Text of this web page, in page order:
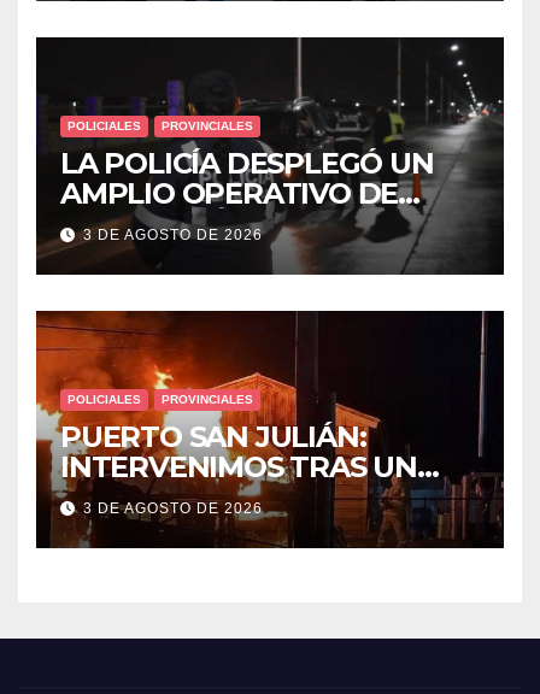
POLICIALES PROVINCIALES
LA POLICÍA DESPLEGÓ UN
AMPLIO OPERATIVO DE
PREVENCIÓN Y CONTROLES
EN TODA LA CIUDAD
3 DE AGOSTO DE 2026
POLICIALES PROVINCIALES
PUERTO SAN JULIÁN:
INTERVENIMOS TRAS UN
INCENDIO DE VIVIENDA QUE
DEJÓ DOS VÍCTIMAS
FATALES Y UN DETENIDO
3 DE AGOSTO DE 2026